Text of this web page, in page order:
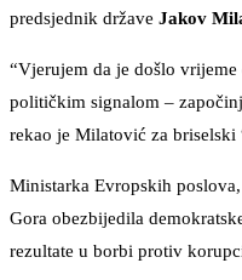
predsjednik države Jakov
“Vjerujem da je došlo
političkim signalom –
rekao je Milatović za briselski
Ministarka Evropskih poslova,
Gora obezbijedila
rezultate u borbi protiv